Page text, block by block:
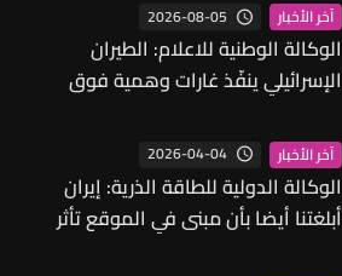
آخر الأخبار 2026-08-05
الوكالة الوطنية للاعلام: الطيران
الإسرائيلي ينفّذ غارات وهمية فوق
آخر الأخبار 2026-04-04
الوكالة الدولية للطاقة الذرية: إيران
أبلغتنا أيضا بأن مبنى في الموقع تأثر